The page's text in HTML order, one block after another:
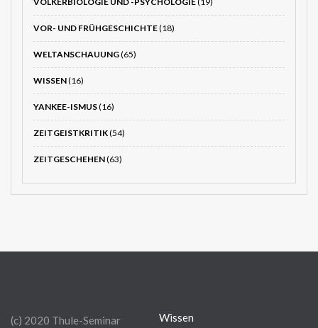
VOR- UND FRÜHGESCHICHTE(18)
WELTANSCHAUUNG(65)
WISSEN(16)
YANKEE-ISMUS(16)
ZEITGEISTKRITIK(54)
ZEITGESCHEHEN(63)
(c) 2020 Thule-Seminar
Wissen